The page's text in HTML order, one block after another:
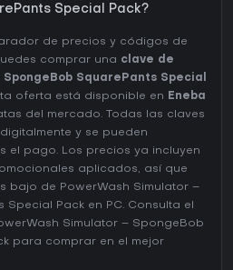
Special Pack?
de precios y códigos de
comprar una clave de
SquarePants Special
oferta está disponible en Eneba
del mercado. Todas las claves
y se pueden
el pago. Los precios ya incluyen
aplicados, así que
bajo de PowerWash Simulator –
Special Pack en PC. Consulta el
Simulator – SpongeBob
para comprar en el mejor